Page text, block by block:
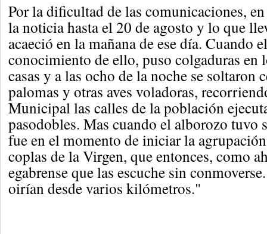
Por la dificultad de las comunicaciones,
la noticia hasta el 20 de agosto y lo que
acaeció en la mañana de ese día. Cuando
conocimiento de ello, puso colgaduras en
casas y a las ocho de la noche se soltaron
palomas y otras aves voladoras,
Municipal las calles de la población
pasodobles. Mas cuando el alborozo tuvo
fue en el momento de iniciar la
coplas de la Virgen, que entonces, como
egabrense que las escuche sin
oirían desde varios kilómetros."